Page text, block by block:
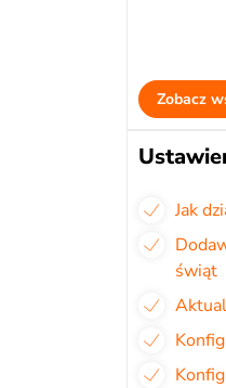
Zobacz
Jak
świąt